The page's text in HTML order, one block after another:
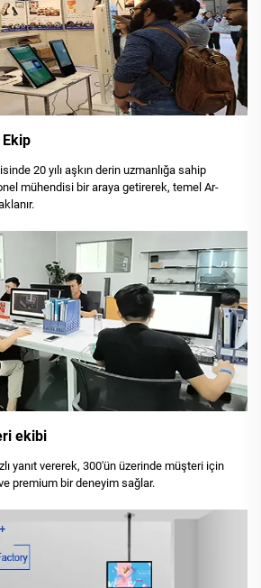
20 yılı aşkın derin uzmanlığa sahip
mühendisi bir araya getirerek, temel Ar-
ekibi
yanıt vererek, 300'ün üzerinde müşteri için
premium bir deneyim sağlar.